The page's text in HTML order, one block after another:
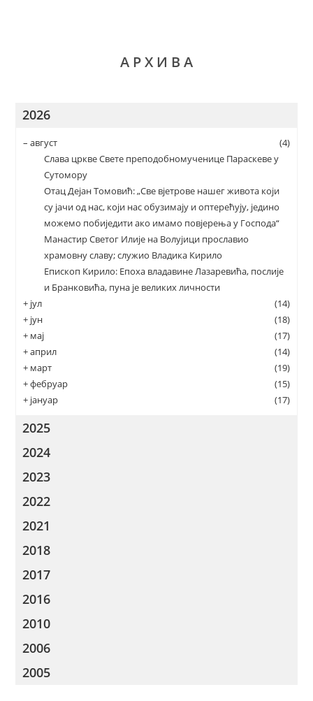
А Р Х И В А
2026
–август
(4)
Слава цркве Свете преподобномученице Параскеве у
Сутомору
Отац Дејан Томовић: „Све вјетрове нашег живота који
су јачи од нас, који нас обузимају и оптерећују, једино
можемо побиједити ако имамо повјерења у Господа“
Манастир Светог Илије на Волујици прославио
храмовну славу; служио Владика Кирило
Епископ Кирило: Епоха владавине Лазаревића, послије
и Бранковића, пуна је великих личности
+ јул
(14)
+ јун
(18)
+ мај
(17)
+април
(14)
+ март
(19)
+фебруар
(15)
+ јануар (17)
2025
2024
2023
2022
2021
2018
2017
2016
2010
2006
2005